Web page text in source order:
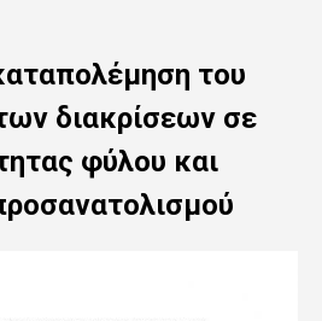
του
διακρίσεων σε
φύλου και